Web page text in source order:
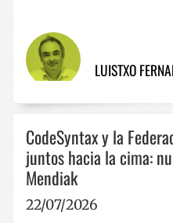
LUISTXO
CodeSyntax y la
juntos hacia la cima:
Mendiak
22/07/2026
Política de Privacidad de